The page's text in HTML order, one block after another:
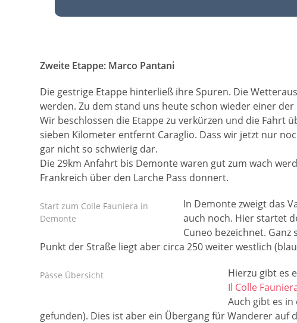
Zweite Etappe: Marco Pantani
Die gestrige Etappe hinterließ ihre Spuren. Die
werden. Zu dem stand uns heute schon wieder einer
Wir beschlossen die Etappe zu verkürzen und die Fahrt
sieben Kilometer entfernt Caraglio. Dass wir jetzt nur
gar nicht so schwierig dar.
Die 29km Anfahrt bis Demonte waren gut zum wach
Frankreich über den Larche Pass donnert.
Start zum Colle Fauniera in
Demonte
In Demonte zweigt das
auch noch. Hier startet
Cuneo bezeichnet.
Punkt der Straße liegt aber circa 250 weiter westlich
Pässe Übersicht
Hierzu gibt es
Il Colle
Auch gibt es
gefunden). Dies ist aber ein Übergang für Wanderer auf